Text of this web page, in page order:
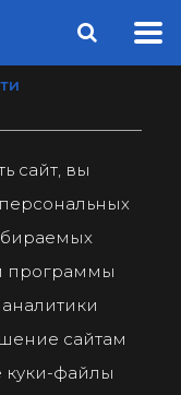
сайт, вы
программы
сайтам
куки-файлы